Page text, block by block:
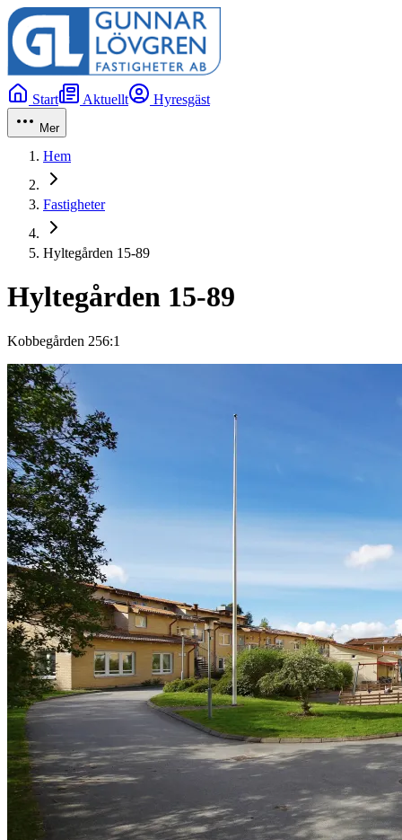
Start Aktuellt Hyresgäst
Mer
Hem
Fastigheter
Hyltegården 15-89
Hyltegården 15-89
Kobbegården 256:1